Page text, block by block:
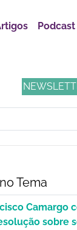
Podcast
Tema
Camargo
sobre